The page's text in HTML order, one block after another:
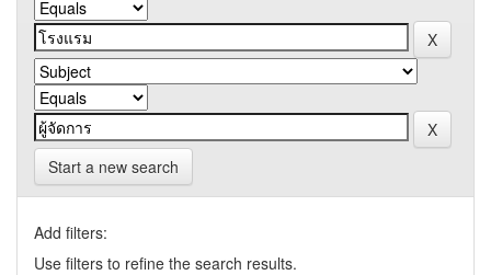
Start a new search
Add filters:
Use filters to refine the search results.